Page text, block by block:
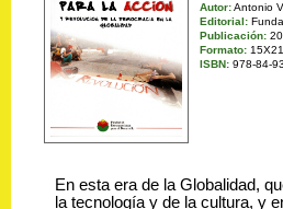
Autor:Antonio
Editorial:
Publicación:
Formato: 15X21
ISBN: 978-84-
En esta era de la Globalidad,
la tecnología y de la cultura, y